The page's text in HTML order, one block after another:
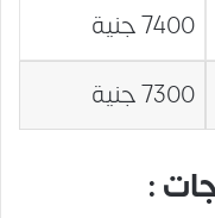
7400 جنية
7300 جنية
: